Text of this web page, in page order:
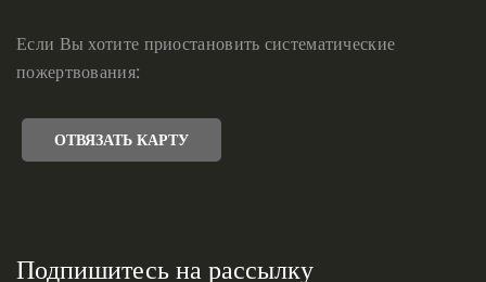
Если Вы хотите приостановить систематические
пожертвования:
ОТВЯЗАТЬ КАРТУ
Подпишитесь на рассылку